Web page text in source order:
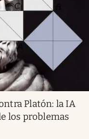
Platón: la IA
los problemas